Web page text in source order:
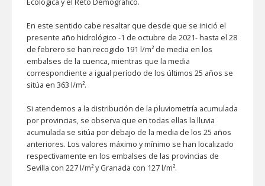
Ecológica y el Reto Demográfico.
En este sentido cabe resaltar que desde que se inició el
presente año hidrológico -1 de octubre de 2021- hasta el 28
de febrero se han recogido 191 l/m² de media en los
embalses de la cuenca, mientras que la media
correspondiente a igual período de los últimos 25 años se
sitúa en 363 l/m².
Si atendemos a la distribución de la pluviometría acumulada
por provincias, se observa que en todas ellas la lluvia
acumulada se sitúa por debajo de la media de los 25 años
anteriores. Los valores máximo y mínimo se han localizado
respectivamente en los embalses de las provincias de
Sevilla con 227 l/m² y Granada con 127 l/m².